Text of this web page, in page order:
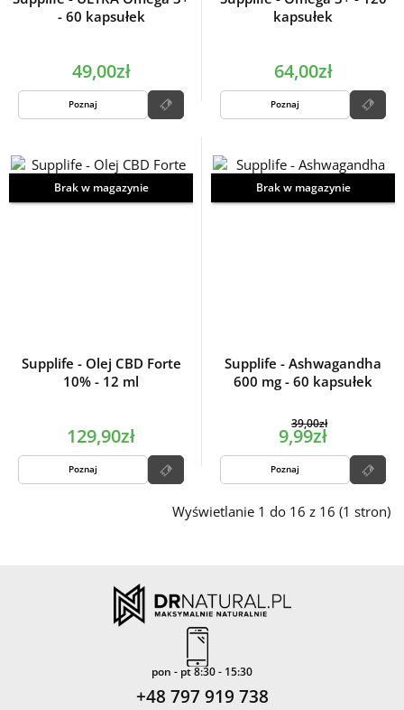
- 60 kapsułek
49,00zł
Poznaj
kapsułek
64,00zł
Poznaj
Brak w magazynie
Supplife - Olej CBD Forte
10% - 12 ml
129,90zł
Poznaj
Brak w magazynie
Supplife - Ashwagandha
600 mg - 60 kapsułek
39,00zł
9,99zł
Poznaj
Wyświetlanie 1 do 16 z 16 (1 stron)
pon - pt 8:30 - 15:30
+48 797 919 738